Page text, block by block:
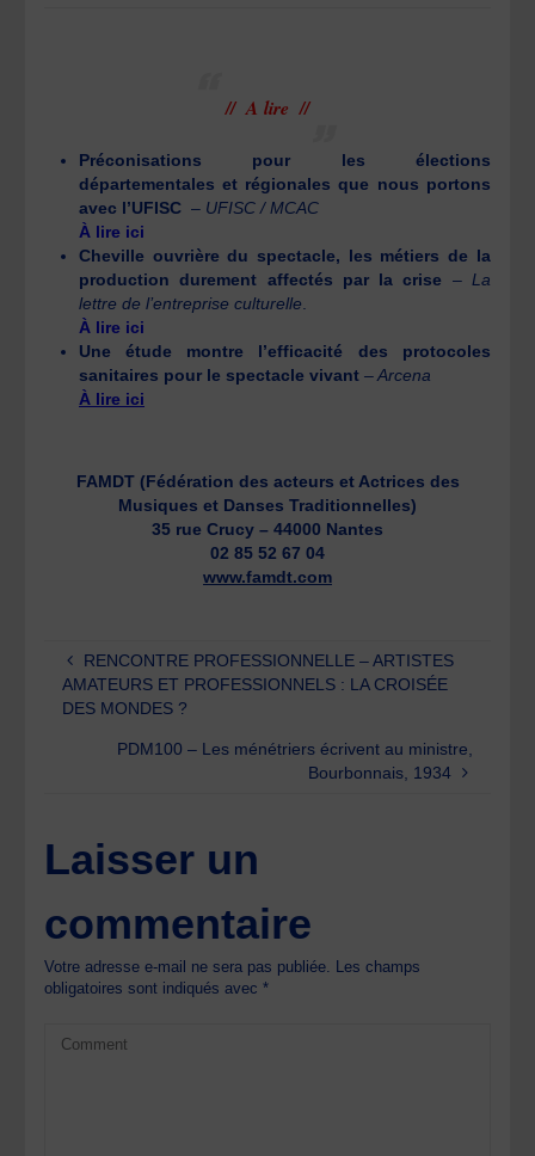
// A lire //
Préconisations pour les élections
départementales et régionales que nous portons
avec l’UFISC – UFISC / MCAC
À lire ici
Cheville ouvrière du spectacle, les métiers de la
production durement affectés par la crise – La
lettre de l’entreprise culturelle
À lire ici
Une étude montre l’efficacité des protocoles
sanitaires pour le spectacle vivant– Arcena
À lire ici
FAMDT (Fédération des acteurs et Actrices des
Musiques et Danses Traditionnelles)
35 rue Crucy – 44000 Nantes
02 85 52 67 04
www.famdt.com
RENCONTRE PROFESSIONNELLE – ARTISTES
AMATEURS ET PROFESSIONNELS : LA CROISÉE
DES MONDES ?
PDM100 – Les ménétriers écrivent au ministre,
Bourbonnais, 1934
Laisser un
commentaire
Votre adresse e-mail ne sera pas publiée. Les champs
obligatoires sont indiqués avec*